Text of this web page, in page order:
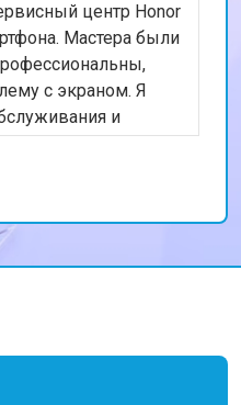
центр Honor
Мастера были
с экраном. Я
и
работы. Мой телефон
Спасибо за